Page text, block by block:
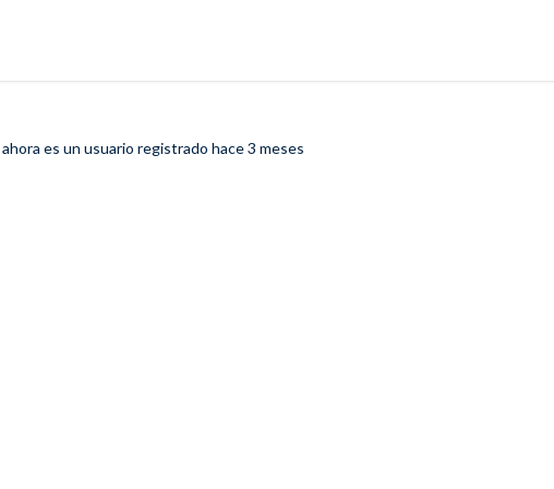
ahora es un usuario registrado hace 3 meses